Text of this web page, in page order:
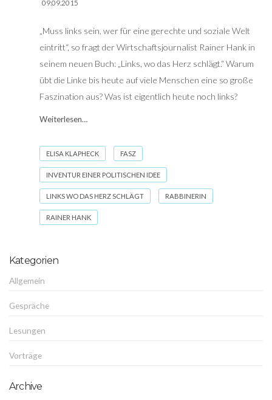
09.09.2015
„Muss links sein, wer für eine gerechte und soziale Welt
eintritt“, so fragt der Wirtschaftsjournalist Rainer Hank in
seinem neuen Buch: „Links, wo das Herz schlägt.“ Warum
übt die Linke bis heute auf viele Menschen eine so große
Faszination aus? Was ist eigentlich heute noch links?
Weiterlesen…
ELISA KLAPHECK FASZ
INVENTUR EINER POLITISCHEN IDEE
LINKS WO DAS HERZ SCHLÄGT RABBINERIN
RAINER HANK
Kategorien
Allgemein
Gespräche
Lesungen
Vorträge
Archive